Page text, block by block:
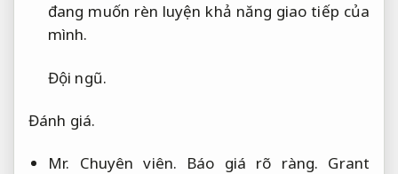
đang muốn rèn luyện khả năng giao tiếp của
mình.
Đội ngũ.
Đánh giá.
Mr. Chuyên viên. Báo giá rõ ràng. Grant